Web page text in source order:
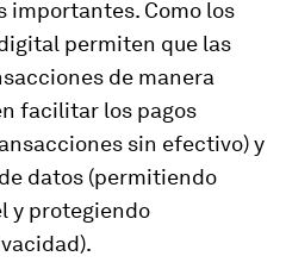
importantes. Como los
permiten que las
de manera
facilitar los pagos
sin efectivo) y
datos (permitiendo
y protegiendo